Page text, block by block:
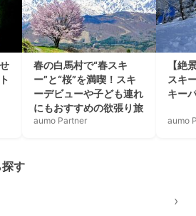
春の白馬村で“春スキ
ー”と“桜”を満喫！スキ
ーデビューや子ども連れ
にもおすすめの欲張り旅
aumo Partner
【絶
スキ
キー
aumo
す
›